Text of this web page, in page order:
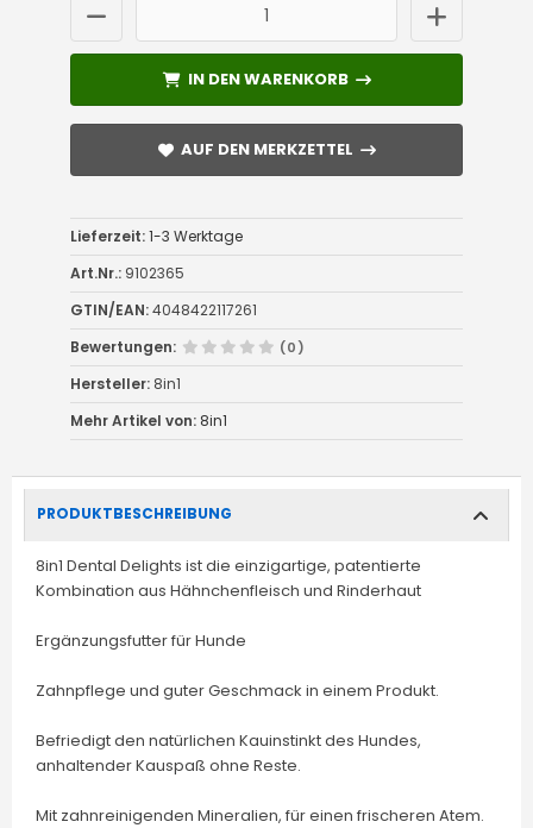
IN DEN WARENKORB
IN DEN WARENKORB
AUF DEN MERKZETTEL
AUF DEN MERKZETTEL
Lieferzeit:1-3 Werktage
Art.Nr.: 9102365
GTIN/EAN:4048422117261
Bewertungen:
(0)
Hersteller: 8in1
Mehr Artikel von: 8in1
PRODUKTBESCHREIBUNG
8in1 Dental Delights ist die einzigartige, patentierte
Kombination aus Hähnchenfleisch und Rinderhaut
Ergänzungsfutter für Hunde
Zahnpflege und guter Geschmack in einem Produkt.
Befriedigt den natürlichen Kauinstinkt des Hundes,
anhaltender Kauspaß ohne Reste.
Mit zahnreinigenden Mineralien, für einen frischeren Atem.